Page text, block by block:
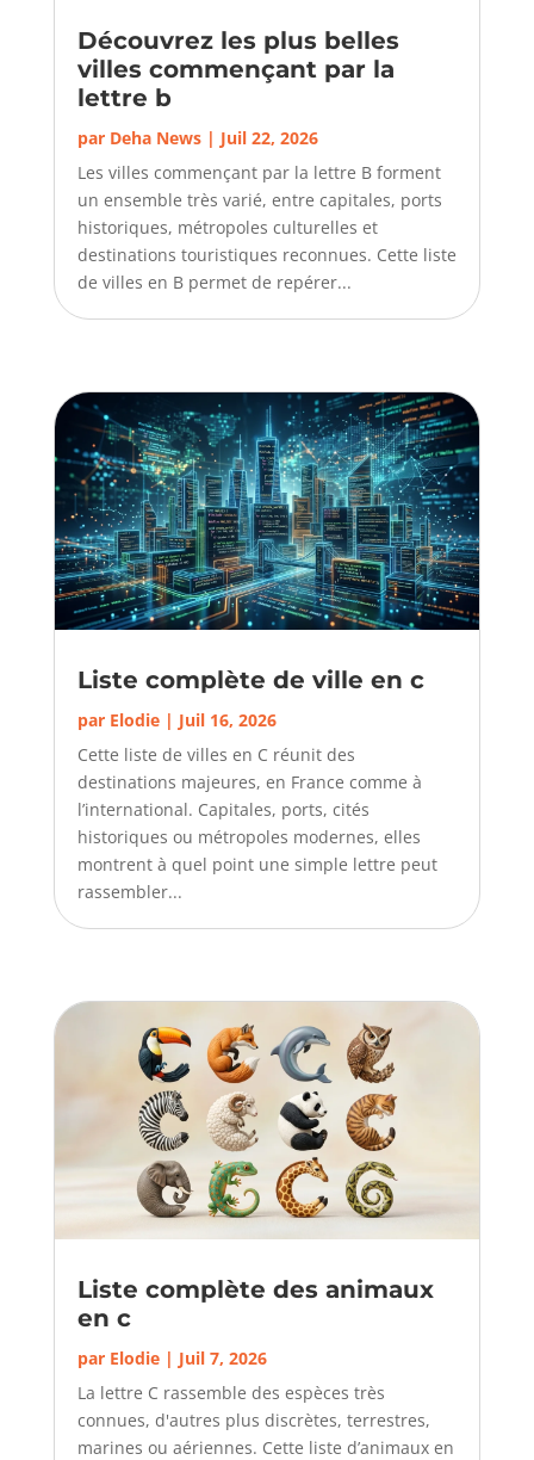
Découvrez les plus belles
villes commençant par la
lettre b
par Deha News| Juil 22, 2026
Les villes commençant par la lettre B forment
un ensemble très varié, entre capitales, ports
historiques, métropoles culturelles et
destinations touristiques reconnues. Cette liste
de villes en B permet de repérer...
Liste complète de ville en c
par Elodie| Juil 16, 2026
Cette liste de villes en C réunit des
destinations majeures, en France comme à
l’international. Capitales, ports, cités
historiques ou métropoles modernes, elles
montrent à quel point une simple lettre peut
rassembler...
Liste complète des animaux
en c
par Elodie| Juil 7, 2026
La lettre C rassemble des espèces très
connues, d'autres plus discrètes, terrestres,
marines ou aériennes. Cette liste d’animaux en